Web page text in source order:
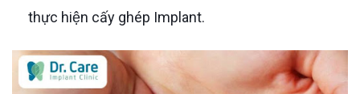
thực hiện cấy ghép Implant.